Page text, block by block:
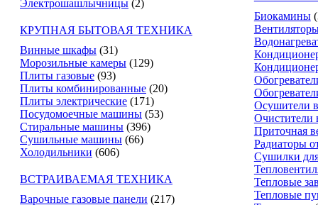
Электрошашлычницы (2)
КРУПНАЯ БЫТОВАЯ ТЕХНИКА
Винные шкафы (31)
Морозильные камеры (129)
Плиты газовые (93)
Плиты комбинированные (20)
Плиты электрические (171)
Посудомоечные машины (53)
Стиральные машины (396)
Сушильные машины (66)
Холодильники (606)
ВСТРАИВАЕМАЯ ТЕХНИКА
Варочные газовые панели (217)
Биокамины
Осушители
Очистители
Приточная
Радиаторы
Сушилки
Тепловые
Тепловые